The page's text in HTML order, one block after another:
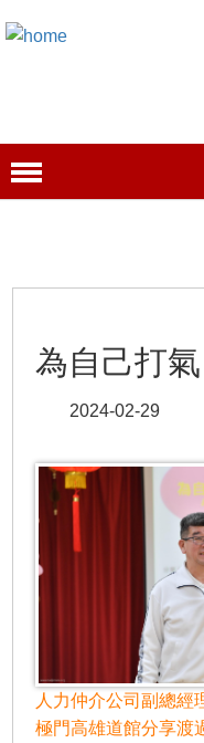
為自己打
2024-02-29
人力仲介公司副總經
極門高雄道館分享渡